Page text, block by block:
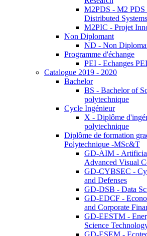
M2PDS - M2 PDS
Distributed Systems
M2PIC - Projet
Non Diplomant
ND - Non
Programme d'échange
PEI - Echanges PEI
Catalogue 2019 - 2020
Bachelor
BS - Bachelor of
polytechnique
Cycle Ingénieur
X - Diplôme
polytechnique
Diplôme de formation
Polytechnique -MSc&T
GD-AIM -
Advanced Visual
GD-CYBSEC -
and Defenses
GD-DSB - Data
GD-EDCF -
and Corporate
GD-EESTM -
Science
GD-ESEM -